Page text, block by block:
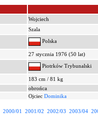
Wojciech
Szala
Polska
27 stycznia 1976 (50 lat)
Piotrków Trybunalski
183 cm / 81 kg
obrońca
Ojciec Dominika
2000/01 2001/02 2002/03 2003/04